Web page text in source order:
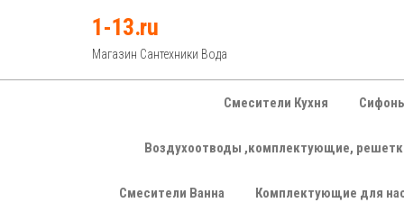
1-13.ru
Магазин Сантехники Вода
Смесители Кухня
Воздухоотводы ,комплектующие,
Смесители Ванна Комплектующие для